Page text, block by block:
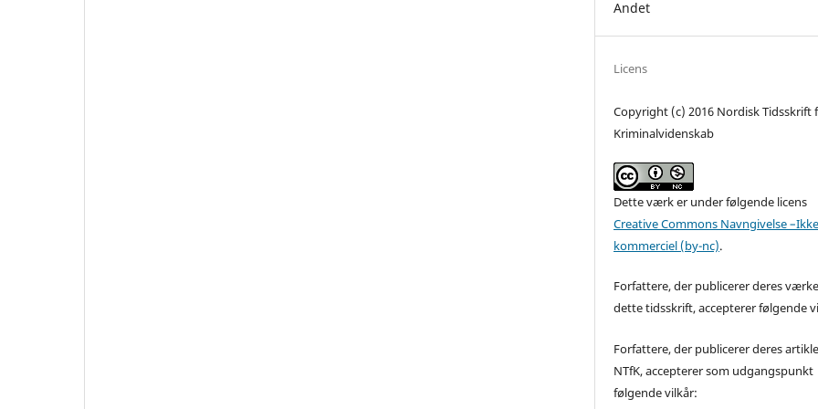
Andet
Licens
Copyright (c) 2016 Nordisk Tidsskrift
Kriminalvidenskab
Dette værk er under følgende licens
Creative Commons Navngivelse
kommerciel (by-nc).
Forfattere, der publicerer deres
dette tidsskrift, accepterer følgende
Forfattere, der publicerer deres
NTfK, accepterer som udgangspunkt
følgende vilkår: